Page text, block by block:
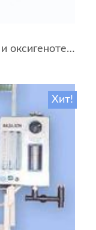
Пневматический аппарат ИВЛ и оксигенотерапии портативный АИВЛп-2/20-«ТМТ»
Хит!